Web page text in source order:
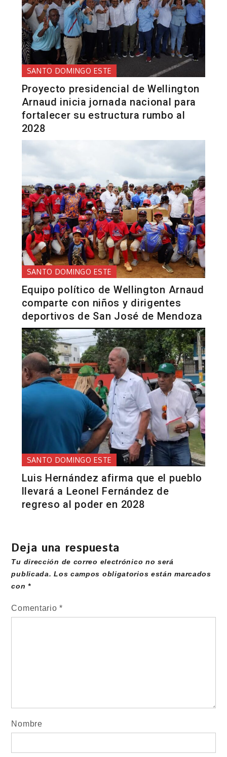
SANTO DOMINGO ESTE
Proyecto presidencial de Wellington
Arnaud inicia jornada nacional para
fortalecer su estructura rumbo al
2028
SANTO DOMINGO ESTE
Equipo político de Wellington Arnaud
comparte con niños y dirigentes
deportivos de San José de Mendoza
SANTO DOMINGO ESTE
Luis Hernández afirma que el pueblo
llevará a Leonel Fernández de
regreso al poder en 2028
Deja una respuesta
Tu dirección de correo electrónico no será
publicada. Los campos obligatorios están marcados
con*
Comentario*
Nombre